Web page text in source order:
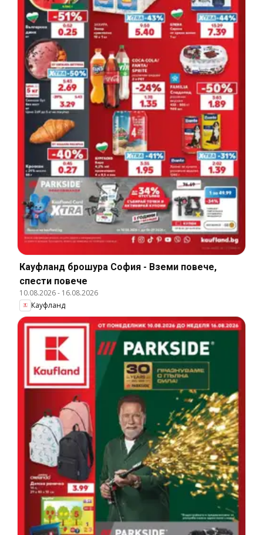
Кауфланд брошура София - Вземи повече,
спести повече
10.08.2026- 16.08.2026
Кауфланд